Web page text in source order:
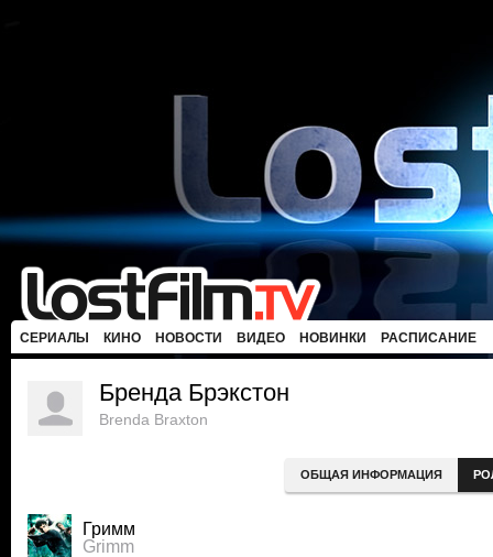
СЕРИАЛЫ КИНО НОВОСТИ ВИДЕО НОВИНКИ РАСПИСАНИЕ
Бренда Брэкстон
Brenda Braxton
ОБЩАЯ ИНФОРМАЦИЯ
Гримм
Grimm